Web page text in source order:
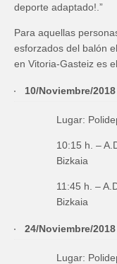
deporte adaptado!.”
Para aquellas
esforzados del balón
en Vitoria-Gasteiz es
10/Noviembre/
Lugar:
10:15 h. –
Bizkaia
11:45 h. –
Bizkaia
24/Noviembre/
Lugar: